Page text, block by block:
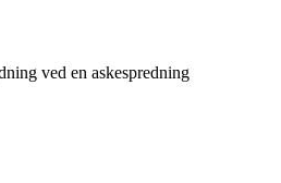
ved en askespredning